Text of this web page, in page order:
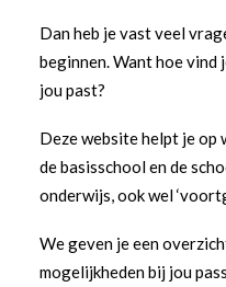
Dan heb je vast veel
beginnen. Want hoe vind
jou past?
Deze website helpt je op
de basisschool en de
onderwijs, ook wel
We geven je een
mogelijkheden bij jou